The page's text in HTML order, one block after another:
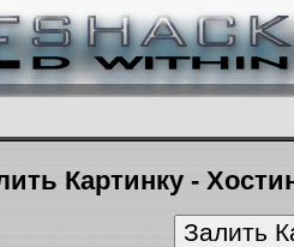
Картинку -